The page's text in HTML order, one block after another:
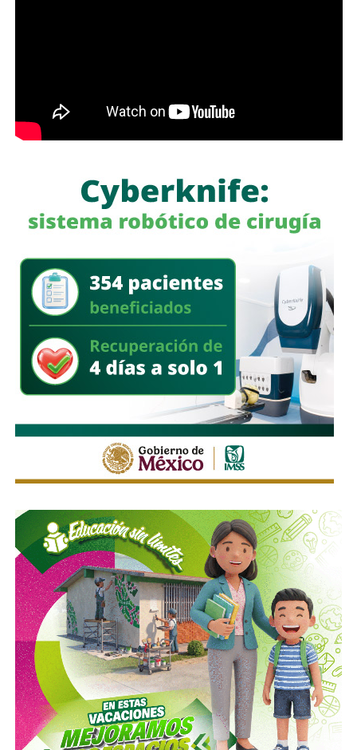
durante periodos relacionados con procesos familiares y
la transferencia de bienes a familiares o personas de
confianza que actúan como titulares aparentes.
Con esta iniciativa se busca establecer que comete el
delito de incumplimiento de las obligaciones de
asistencia familiar quien se coloque intencionalmente en
estado de insolvencia con el propósito de eludir el
cumplimiento de las obligaciones alimentarias
establecidas por la ley.
La legislación establecerá que, salvo prueba en contrario,
se presumirá dicha intención cuando el deudor, sin causa
goce de sueldo, cuando este constituya su único o
principal medio para obtener ingresos.
Asimismo, se establecen sanciones para quienes, durante
un proceso judicial o existiendo una resolución firme,
enajenen intencionalmente de manera parcial o total sus
bienes con la finalidad de eludir obligaciones alimentarias.
De igual manera, se sancionará a quienes, teniendo
conocimiento de la existencia de una obligación
alimentaria o de un proceso judicial en curso, ayuden al
deudor a ocultar bienes, acepten figurar como titulares
aparentes de estos o realicen actos jurídicos simulados